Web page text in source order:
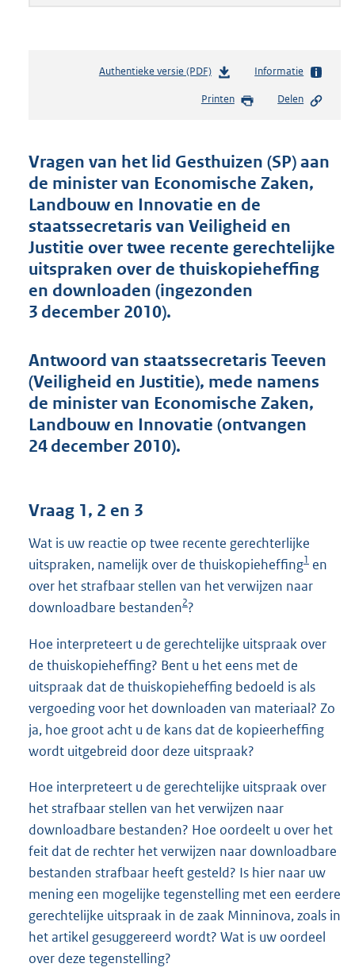
Authentieke versie (PDF)b
s
n
d
s
g
r
o
t
t
2
b
Informatie
Printen Delen
Vragen van het lid Gesthuizen (SP) aan
de minister van Economische Zaken,
Landbouw en Innovatie en de
staatssecretaris van Veiligheid en
Justitie over twee recente gerechtelijke
uitspraken over de thuiskopieheffing
en downloaden (ingezonden
3 december 2010).
Antwoord van staatssecretaris Teeven
(Veiligheid en Justitie), mede namens
de minister van Economische Zaken,
Landbouw en Innovatie (ontvangen
24 december 2010).
Vraag 1, 2 en 3
Wat is uw reactie op twee recente gerechterlijke
uitspraken, namelijk over de thuiskopieheffing1 en
over het strafbaar stellen van het verwijzen naar
downloadbare bestanden2?
Hoe interpreteert u de gerechtelijke uitspraak over
de thuiskopieheffing? Bent u het eens met de
uitspraak dat de thuiskopieheffing bedoeld is als
vergoeding voor het downloaden van materiaal? Zo
ja, hoe groot acht u de kans dat de kopieerheffing
wordt uitgebreid door deze uitspraak?
Hoe interpreteert u de gerechtelijke uitspraak over
het strafbaar stellen van het verwijzen naar
downloadbare bestanden? Hoe oordeelt u over het
feit dat de rechter het verwijzen naar downloadbare
bestanden strafbaar heeft gesteld? Is hier naar uw
mening een mogelijke tegenstelling met een eerdere
gerechtelijke uitspraak in de zaak Minninova, zoals in
het artikel gesuggereerd wordt? Wat is uw oordeel
over deze tegenstelling?